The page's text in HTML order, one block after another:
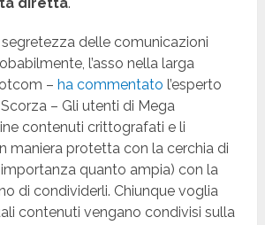
diretta.
segretezza delle comunicazioni
l’asso nella larga
– ha commentato l’esperto
– Gli utenti di Mega
contenuti crittografati e li
maniera protetta con la cerchia di
quanto ampia) con la
di condividerli. Chiunque voglia
contenuti vengano condivisi sulla